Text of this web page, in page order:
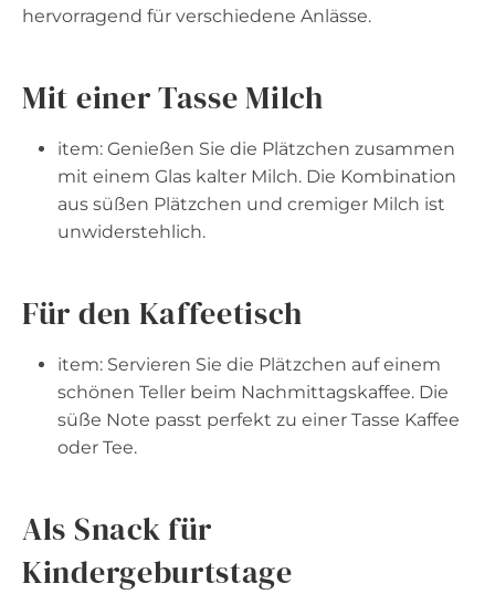
hervorragend für verschiedene Anlässe.
Mit einer Tasse Milch
item: Genießen Sie die Plätzchen zusammen
mit einem Glas kalter Milch. Die Kombination
aus süßen Plätzchen und cremiger Milch ist
unwiderstehlich.
Für den Kaffeetisch
item: Servieren Sie die Plätzchen auf einem
schönen Teller beim Nachmittagskaffee. Die
süße Note passt perfekt zu einer Tasse Kaffee
oder Tee.
Als Snack für
Kindergeburtstage